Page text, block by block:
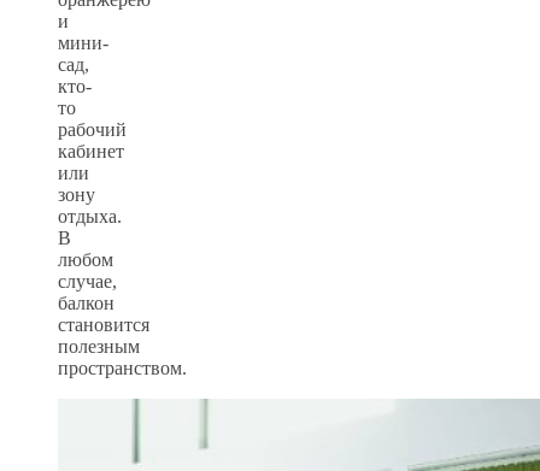
и
мини-
сад,
кто-
то
рабочий
кабинет
или
зону
отдыха.
В
любом
случае,
балкон
становится
полезным
пространством.